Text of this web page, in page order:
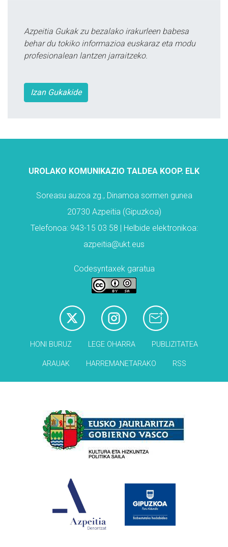
Azpeitia Gukak zu bezalako irakurleen babesa
behar du tokiko informazioa euskaraz eta modu
profesionalean lantzen jarraitzeko.
Izan Gukakide
UROLAKO KOMUNIKAZIO TALDEA KOOP. ELK
Soreasu auzoa zg., Dinamoa sormen gunea
20730 Azpeitia (Gipuzkoa)
Telefonoa: 943-15 03 58 | Helbide elektronikoa:
azpeitia@ukt.eus
Codesyntaxek garatua
HONI BURUZ LEGE OHARRA PUBLIZITATEA
ARAUAK HARREMANETARAKO RSS